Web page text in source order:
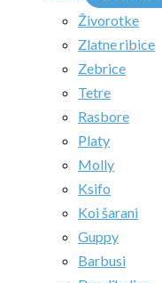
Živorotke
Zlatne ribice
Zebrice
Tetre
Rasbore
Platy
Molly
Ksifo
Koi šarani
Guppy
Barbusi